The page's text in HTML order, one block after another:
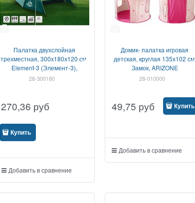
Палатка двухслойная
трехместная, 300х180х120 см,
Element-3 (Элемент-3),
зеленая, ARIZONE
28-300180
270,36 руб
Купить
Добавить в сравнение
Домик- палатка игровая
детская, круглая 135х102 см,
Замок, ARIZONE
28-010000
49,75 руб Купить
Добавить в сравнение